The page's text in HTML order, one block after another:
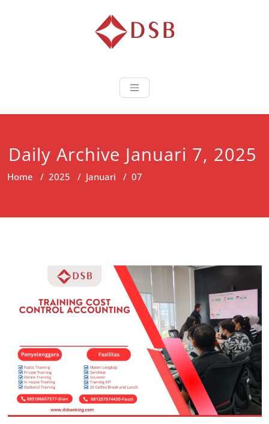
Diorama
Daily Archive Januari 7, 2025
Home / 2025 / Januari / 07